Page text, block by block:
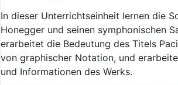
In dieser Unterrichtseinheit lernen die
Honegger und seinen symphonischen
erarbeitet die Bedeutung des Titels
von graphischer Notation, und
und Informationen des Werks.